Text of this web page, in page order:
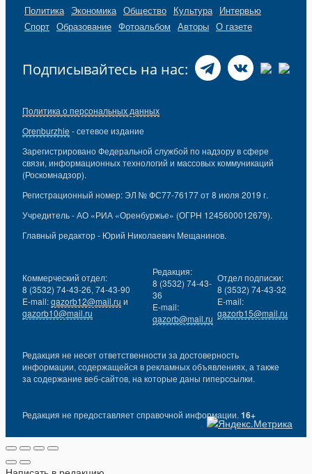
Политика Экономика Общество Культура Интервью
Спорт Образование Фотоальбом Авторы О газете
Подписывайтесь на нас:
Политика о персональных данных
Orenburzhie - сетевое издание
Зарегистрировано Федеральной службой по надзору в сфере
связи, информационных технологий и массовых коммуникаций
(Роскомнадзор).
Регистрационный номер: ЭЛ № ФС77-76177 от 8 июля 2019 г.
Учредитель - АО «РИА «Оренбуржье» (ОГРН 1245600012679).
Главный редактор - Юрий Николаевич Мещанинов.
Коммерческий отдел:
8 (3532) 74-43-26, 74-43-90
E-mail:gazorb12@mail.ru и
gazorb10@mail.ru
Редакция:
8 (3532) 74-43-
36
E-mail:
gazorb@mail.ru
Отдел подписки:
8 (3532) 74-43-32
E-mail:
gazorb15@mail.ru
Редакция не несет ответственности за достоверность
информации, содержащейся в рекламных объявлениях, а также
за содержание веб-сайтов, на которые даны гиперссылки.
Редакция не предоставляет справочной информации. 16+